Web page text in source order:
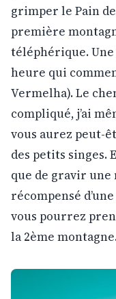
grimper le Pain
première
téléphérique. Une
heure qui
Vermelha). Le
compliqué, j’ai
vous aurez peut-
des petits singes.
que de gravir
récompensé
vous pourrez
la 2ème